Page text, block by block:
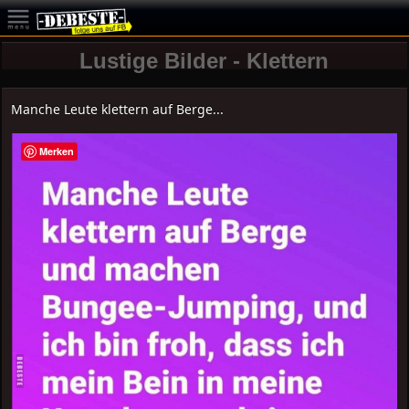
Lustige Bilder - Klettern
Manche Leute klettern auf Berge...
Merken